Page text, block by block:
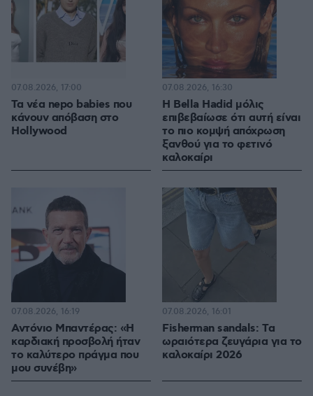
Τα νέα nepo babies που
κάνουν απόβαση στο
Hollywood
07.08.2026, 17:00
Η Bella Hadid μόλις
επιβεβαίωσε ότι αυτή είναι
το πιο κομψή απόχρωση
ξανθού για το φετινό
καλοκαίρι
07.08.2026, 16:30
Αντόνιο Μπαντέρας: «Η
καρδιακή προσβολή ήταν
το καλύτερο πράγμα που
μου συνέβη»
07.08.2026, 16:19
Fisherman sandals: Tα
ωραιότερα ζευγάρια για το
καλοκαίρι 2026
07.08.2026, 16:01